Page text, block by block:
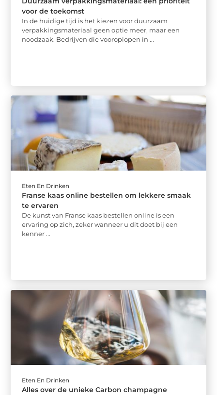
voor de toekomst
In de huidige tijd is het kiezen voor duurzaam
verpakkingsmateriaal geen optie meer, maar een
noodzaak. Bedrijven die vooroplopen in ...
Eten En Drinken
Franse kaas online bestellen om lekkere smaak
te ervaren
De kunst van Franse kaas bestellen online is een
ervaring op zich, zeker wanneer u dit doet bij een
kenner ...
Eten En Drinken
Alles over de unieke Carbon champagne